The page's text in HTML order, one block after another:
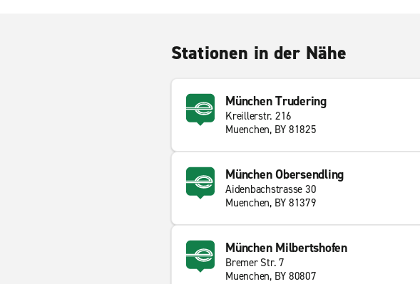
Stationen in der Nähe
München Trudering
Kreillerstr. 216
Muenchen, BY 81825
München Obersendling
Aidenbachstrasse 30
Muenchen, BY 81379
München Milbertshofen
Bremer Str. 7
Muenchen, BY 80807